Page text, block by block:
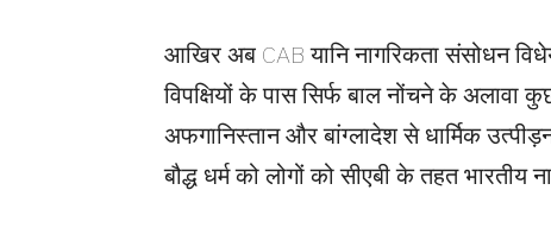
आखिर अब CAB यानि नागरिकता संसोधन
विपक्षियों के पास सिर्फ बाल नोंचने के अलावा
अफगानिस्तान और बांग्लादेश से धार्मिक
बौद्ध धर्म को लोगों को सीएबी के तहत भारतीय